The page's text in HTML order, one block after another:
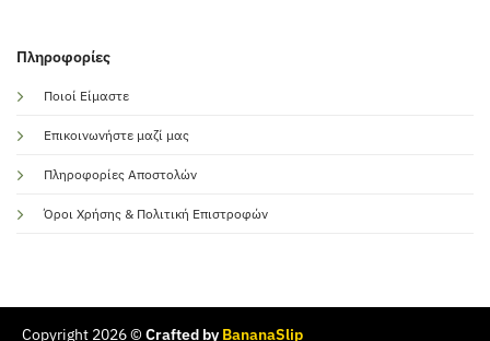
Πληροφορίες
Ποιοί Είμαστε
Επικοινωνήστε μαζί μας
Πληροφορίες Αποστολών
Όροι Χρήσης & Πολιτική Επιστροφών
Copyright 2026 © Crafted by BananaSlip